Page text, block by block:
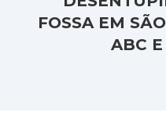
FOSSA EM
ABC